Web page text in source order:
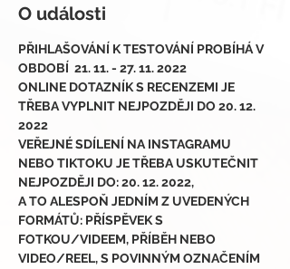
O události
PŘIHLAŠOVÁNÍ K TESTOVÁNÍ PROBÍHÁ V
OBDOBÍ  21. 11. - 27. 11. 2022
ONLINE DOTAZNÍK S RECENZEMI JE
TŘEBA VYPLNIT NEJPOZDĚJI DO 20. 12.
2022
VEŘEJNÉ SDÍLENÍ NA INSTAGRAMU
NEBO TIKTOKU JE TŘEBA USKUTEČNIT
NEJPOZDĚJI DO: 20. 12. 2022,
A TO ALESPOŇ JEDNÍM Z UVEDENÝCH
FORMÁTŮ: PŘÍSPĚVEK S
FOTKOU/VIDEEM, PŘÍBĚH NEBO
VIDEO/REEL, S POVINNÝM OZNAČENÍM